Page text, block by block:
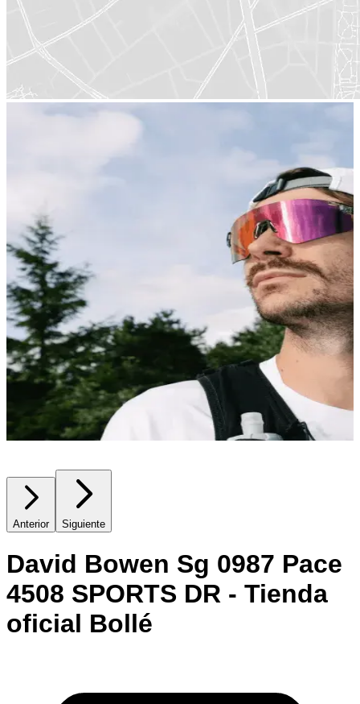
Anterior Siguiente
David Bowen Sg 0987 Pace
4508 SPORTS DR - Tienda
oficial Bollé